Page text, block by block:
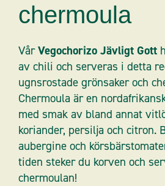
chermoula
VårVegochorizo Jävligt Gott
av chili och serveras i detta
ugnsrostade grönsaker och
Chermoula är en
med smak av bland annat
koriander, persilja och citron.
aubergine och
tiden steker du korven och
chermoulan!